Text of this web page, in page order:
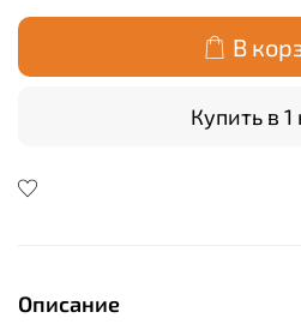
В
Купить в 1
Описание